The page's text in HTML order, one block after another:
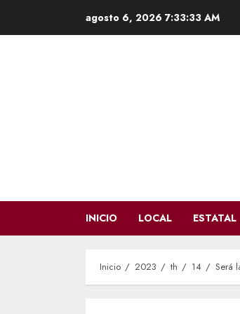
agosto 6, 2026 7:33:34 AM
INICIO LOCAL ESTATAL
Inicio 2023 th 14 Será